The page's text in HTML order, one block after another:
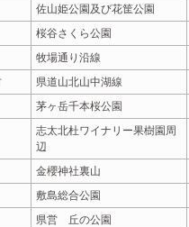
佐山姫公園及び花筐公園
桜谷さくら公園
牧場通り沿線
県道山北山中湖線
茅ヶ岳千本桜公園
志太北杜ワイナリー果樹園周
辺
金櫻神社裏山
敷島総合公園
県営 丘の公園